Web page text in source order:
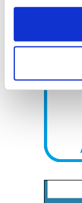
If you allow, we
Collect
meters
Identify
specific
Find out more
and set your
Guk eta gure
prozesatzen
neurtzeko,